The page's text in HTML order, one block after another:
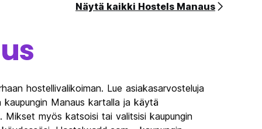
Näytä kaikki Hostels Manaus
hostellivalikoiman. Lue asiakasarvosteluja
Manaus kartalla ja käytä
Mikset myös katsoisi tai valitsisi kaupungin